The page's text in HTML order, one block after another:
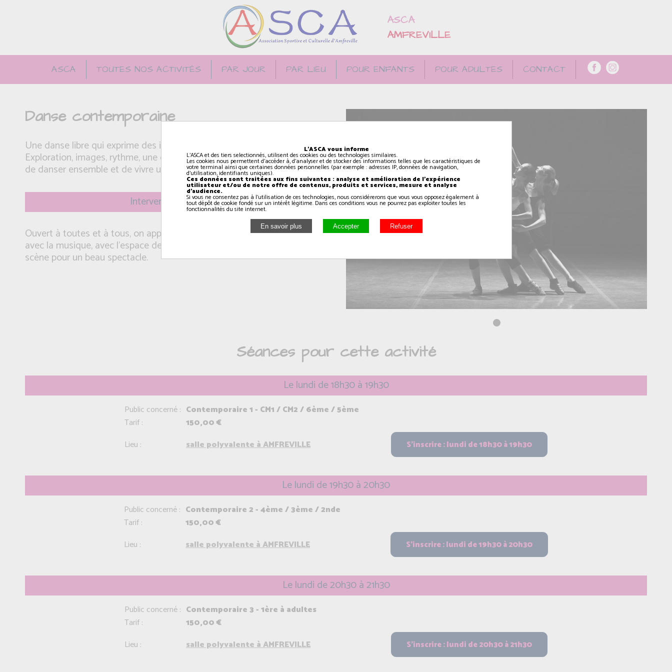
ASCA
AMFREVILLE
ASCA TOUTES NOS ACTIVITÉS PAR JOUR PAR LIEU POUR ENFANTS POUR ADULTES CONTACT
Danse contemporaine
Une danse libre qui exprime des idées artistiques, des sentiments.
Exploration, images, rythme, une cohésion de groupe se forme, le plaisir
de danser ensemble et de vivre une belle expérience sur scène.
Intervenant(e): Arnaud
Ouvert à toutes et à tous, on apprend à mieux coordonner son corps
avec la musique, avec l'espace de danse et le groupe. On se retrouve sur
scène pour un beau spectacle.
Séances pour cette activité
Le lundi de 18h30 à 19h30
Public concerné : Contemporaire 1 - CM1 / CM2 / 6ème / 5ème
Tarif :
150,00 €
Lieu :
salle polyvalente à AMFREVILLE
Le lundi de 19h30 à 20h30
Public concerné : Contemporaire 2 - 4ème / 3ème / 2nde
Tarif :
150,00 €
Lieu :
salle polyvalente à AMFREVILLE
Le lundi de 20h30 à 21h30
Public concerné : Contemporaire 3 - 1ère à adultes
Tarif :
150,00 €
Lieu :
salle polyvalente à AMFREVILLE
L'ASCA vous informe
L'ASCA et des tiers selectionnés, utilisent des cookies ou des technologies similaires.
Les cookies nous permettent d'accéder à, d'analyser et de stocker des informations telles que les caractéristiques de
votre terminal ainsi que certaines données personnelles (par exemple : adresses IP, données de navigation,
d'utilisation, identifiants uniques).
Ces données sont traitées aux fins suivantes : analyse et amélioration de l'expérience
utilisateur et/ou de notre offre de contenus, produits et services, mesure et analyse
d'audience.
Si vous ne consentez pas à l'utilisation de ces technologies, nous considérerons que vous vous opposez également à
tout dépôt de cookie fondé sur un intérêt légitime. Dans ces conditions vous ne pourrez pas exploiter toutes les
fonctionnalités du site internet.